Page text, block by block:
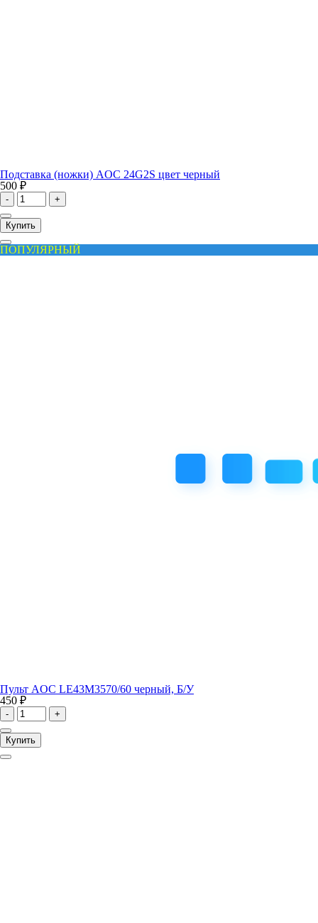
Подставка (ножки) AOC 24G2S цвет черный
500 ₽
- +
Купить
ПОПУЛЯРНЫЙ
Пульт AOC LE43M3570/60 черный, Б/У
450 ₽
- +
Купить